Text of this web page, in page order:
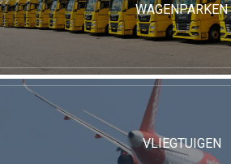
WAGENPARKEN
VLIEGTUIGEN